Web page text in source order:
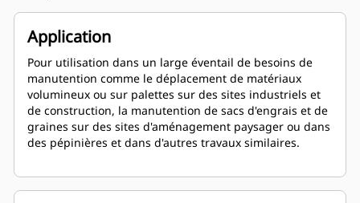
Application
Pour utilisation dans un large éventail de besoins de
manutention comme le déplacement de matériaux
volumineux ou sur palettes sur des sites industriels et
de construction, la manutention de sacs d'engrais et de
graines sur des sites d'aménagement paysager ou dans
des pépinières et dans d'autres travaux similaires.